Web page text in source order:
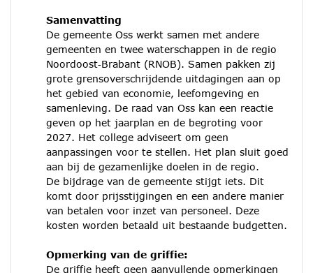
Samenvatting
De gemeente Oss werkt samen met andere
gemeenten en twee waterschappen in de regio
Noordoost‑Brabant (RNOB). Samen pakken zij
grote grensoverschrijdende uitdagingen aan op
het gebied van economie, leefomgeving en
samenleving. De raad van Oss kan een reactie
geven op het jaarplan en de begroting voor
2027. Het college adviseert om geen
aanpassingen voor te stellen. Het plan sluit goed
aan bij de gezamenlijke doelen in de regio.
De bijdrage van de gemeente stijgt iets. Dit
komt door prijsstijgingen en een andere manier
van betalen voor inzet van personeel. Deze
kosten worden betaald uit bestaande budgetten.
Opmerking van de griffie:
De griffie heeft geen aanvullende opmerkingen